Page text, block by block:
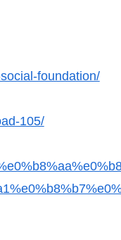
foundation/
105/